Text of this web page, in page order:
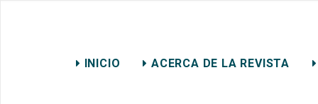
INICIO ACERCA DE LA REVISTA